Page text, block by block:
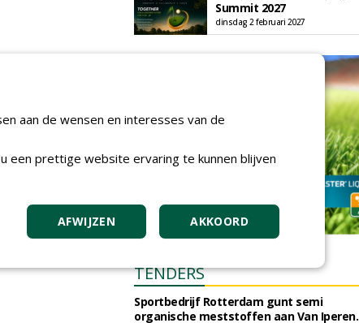
Summit 2027
dinsdag 2 februari 2027
TENDERS
Sportbedrijf Rotterdam gunt semi
organische meststoffen aan Van Iperen.
aan de wensen en interesses van de
een prettige website ervaring te kunnen blijven
AKKOORD
AFWIJZEN